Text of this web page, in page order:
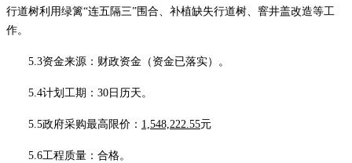
行道树利用绿篱“连五隔三”围合、补植缺失行道树、窨井盖改造等工
作。
5.3资金来源：财政资金（资金已落实）。
5.4计划工期：30日历天。
5.5政府采购最高限价： 1,548,222.55元
5.6工程质量：合格。